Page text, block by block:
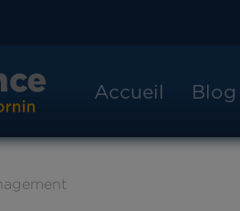
Accueil Blog